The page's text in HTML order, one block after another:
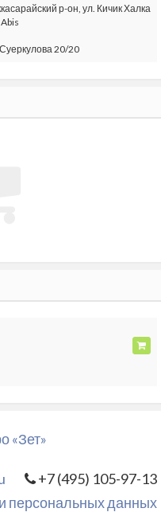
р-он, ул. Кичик Халка
20/20
«Зет»
+7 (495) 105-97-13
персональных данных